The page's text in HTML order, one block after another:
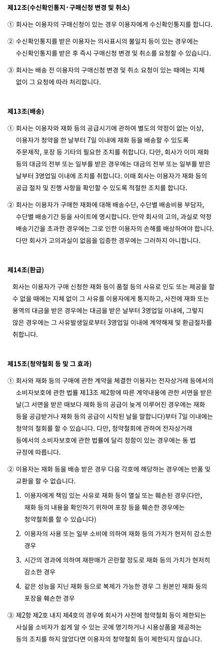
제12조(수신확인통지·구매신청 변경 및 취소)
① 회사는 이용자의 구매신청이 있는 경우 이용자에게 수신확인통지를 합니다.
② 수신확인통지를 받은 이용자는 의사표시의 불일치 등이 있는 경우에는
수신확인통지를 받은 후 즉시 구매신청 변경 및 취소를 요청할 수 있습니다.
③ 회사는 배송 전 이용자의 구매신청 변경 및 취소 요청이 있는 때에는 지체
없이 그 요청에 따라 처리합니다.
제13조(배송)
① 회사는 이용자와 재화 등의 공급시기에 관하여 별도의 약정이 없는 이상,
이용자가 청약을 한 날부터 7일 이내에 재화 등을 배송할 수 있도록
주문제작, 포장 등 기타의 필요한 조치를 취합니다. 다만, 회사가 이미 재화
등의 대금의 전부 또는 일부를 받은 경우에는 대금의 전부 또는 일부를 받은
날부터 3영업일 이내에 조치를 취합니다. 이때 회사는 이용자가 재화 등의
공급 절차 및 진행 사항을 확인할 수 있도록 적절한 조치를 합니다.
② 회사는 이용자가 구매한 재화에 대해 배송수단, 수단별 배송비용 부담자,
수단별 배송기간 등을 사이트에 명시합니다. 만약 회사의 고의, 과실로 약정
배송기간을 초과한 경우에는 그로 인한 이용자의 손해를 배상하여야 합니다.
다만 회사가 고의과실이 없음을 입증한 경우에는 그러하지 아니합니다.
제14조(환급)
회사는 이용자가 구매 신청한 재화 등이 품절 등의 사유로 인도 또는 제공을 할
수 없을 때에는 지체 없이 그 사유를 이용자에게 통지하고, 사전에 재화 또는
용역의 대금을 받은 경우에는 대금을 받은 날부터 3영업일 이내에, 그렇지
않은 경우에는 그 사유발생일로부터 3영업일 이내에 계약해제 및 환급절차를
취합니다.
제15조(청약철회 등 및 그 효과)
① 회사와 재화 등의 구매에 관한 계약을 체결한 이용자는 전자상거래 등에서의
소비자보호에 관한 법률 제13조 제2항에 따른 계약내용에 관한 서면을 받은
날(그 서면을 받은 때보다 재화 등의 공급이 늦게 이루어진 경우에는 재화
등을 공급받거나 재화 등의 공급이 시작된 날을 말합니다)부터 7일 이내에는
청약의 철회를 할 수 있습니다. 다만, 청약철회에 관하여 전자상거래
등에서의 소비자보호에 관한 법률에 달리 정함이 있는 경우에는 동 법
규정에 따릅니다.
② 이용자는 재화 등을 배송 받은 경우 다음 각호에 해당하는 경우에는 반품 및
교환을 할 수 없습니다.
1. 이용자에게 책임 있는 사유로 재화 등이 멸실 또는 훼손된 경우(다만,
재화 등의 내용을 확인하기 위하여 포장 등을 훼손한 경우에는
청약철회를 할 수 있습니다)
2. 이용자의 사용 또는 일부 소비에 의하여 재화 등의 가치가 현저히 감소한
경우
3. 시간의 경과에 의하여 재판매가 곤란할 정도로 재화 등의 가치가 현저히
감소한 경우
4. 같은 성능을 지닌 재화 등으로 복제가 가능한 경우 그 원본인 재화 등의
포장을 훼손한 경우
③ 제2항 제2호 내지 제4호의 경우에 회사가 사전에 청약철회 등이 제한되는
사실을 소비자가 쉽게 알 수 있는 곳에 명기하거나 시용상품을 제공하는
등의 조치를 하지 않았다면 이용자의 청약철회 등이 제한되지 않습니다.